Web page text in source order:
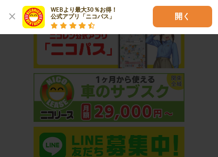
WEBより最大30％お得！
公式アプリ「ニコパス」
開く